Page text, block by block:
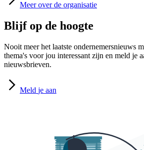
Meer over de organisatie
Blijf op de hoogte
Nooit meer het laatste ondernemersnieuws
thema's voor jou interessant zijn en meld je
nieuwsbrieven.
Meld je aan